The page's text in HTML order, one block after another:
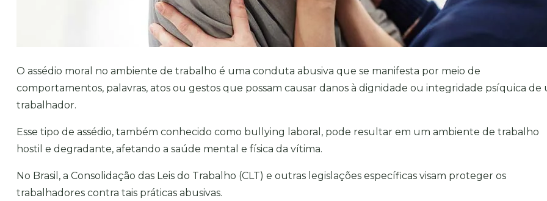
O assédio moral no ambiente de trabalho é uma conduta abusiva que se manifesta por meio de
comportamentos, palavras, atos ou gestos que possam causar danos à dignidade ou integridade psíquica de
trabalhador.
Esse tipo de assédio, também conhecido como bullying laboral, pode resultar em um ambiente de trabalho
hostil e degradante, afetando a saúde mental e física da vítima.
No Brasil, a Consolidação das Leis do Trabalho (CLT) e outras legislações específicas visam proteger os
trabalhadores contra tais práticas abusivas.